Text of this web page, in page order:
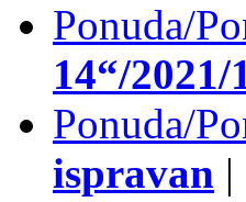
Ponuda/
14“/
Ponuda/
ispravan |